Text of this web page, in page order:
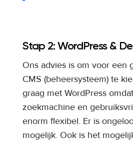
Stap 2: WordPress &
Ons advies is om voor een
CMS (beheersysteem) te
graag met WordPress
zoekmachine en
enorm flexibel. Er is
mogelijk. Ook is het